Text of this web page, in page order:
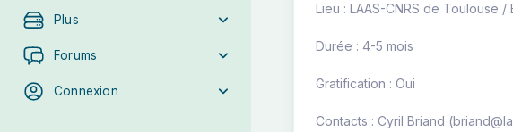
Plus
Forums
Connexion
Lieu : LAAS-CNRS de Toulouse
Durée : 4-5 mois
Gratification : Oui
Contacts : Cyril Briand